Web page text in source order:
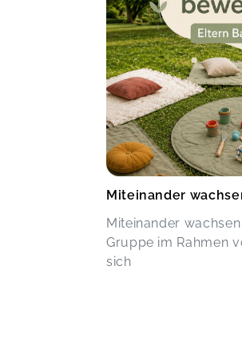
Miteinander
Miteinander
Gruppe im Rahmen
sich